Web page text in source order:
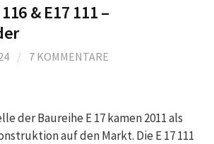
& E17 111 –
/ 7 KOMMENTARE
der Baureihe E 17 kamen 2011 als
auf den Markt. Die E 17 111